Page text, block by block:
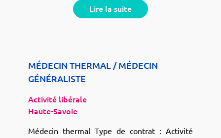
Lire la suite
MÉDECIN THERMAL / MÉDECIN
GÉNÉRALISTE
Activité libérale
Haute-Savoie
Médecin thermal Type de contrat : Activité